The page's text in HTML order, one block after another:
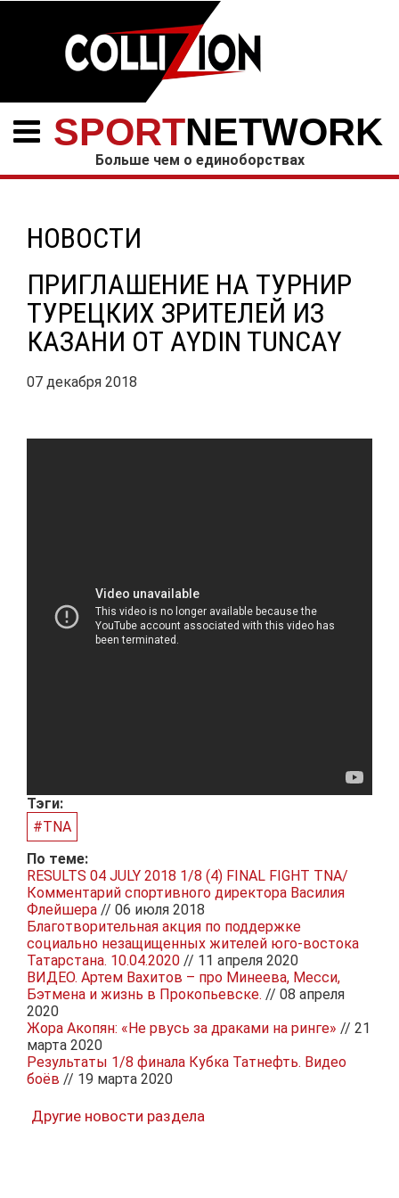
SPORTNETWORK
Больше чем о единоборствах
НОВОСТИ
ПРИГЛАШЕНИЕ НА ТУРНИР
ТУРЕЦКИХ ЗРИТЕЛЕЙ ИЗ
КАЗАНИ ОТ AYDIN TUNCAY
07 декабря 2018
Тэги:
#TNA
По теме:
RESULTS 04 JULY 2018 1/8 (4) FINAL FIGHT TNA/
Комментарий спортивного директора Василия
Флейшера // 06 июля 2018
Благотворительная акция по поддержке
социально незащищенных жителей юго-востока
Татарстана. 10.04.2020 // 11 апреля 2020
ВИДЕО. Артем Вахитов – про Минеева, Месси,
Бэтмена и жизнь в Прокопьевске. // 08 апреля
2020
Жора Акопян: «Не рвусь за драками на ринге» // 21
марта 2020
Результаты 1/8 финала Кубка Татнефть. Видео
боёв // 19 марта 2020
Другие новости раздела